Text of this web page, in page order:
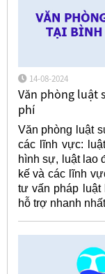
14-08-2024
Văn phòng luật
phí
Văn phòng luật
các lĩnh vực:
hình sự, luật lao
kế và các lĩnh
tư vấn pháp luật
hỗ trợ nhanh